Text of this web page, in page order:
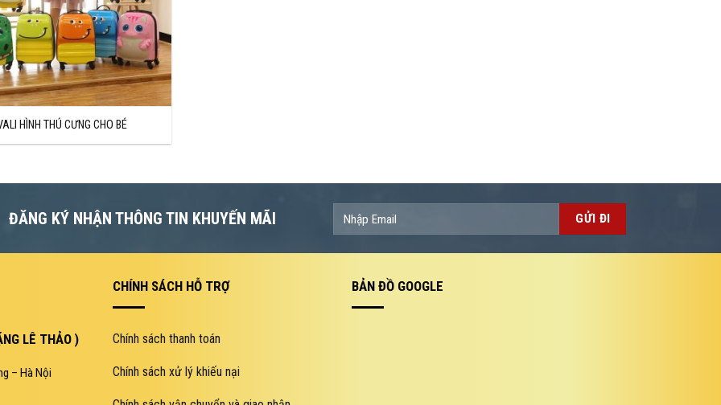
HÌNH THÚ CƯNG CHO BÉ
ĐĂNG KÝ NHẬN THÔNG TIN KHUYẾN MÃI
LÊ THẢO )
– Hà Nội
CHÍNH SÁCH HỖ TRỢ
Chính sách thanh toán
Chính sách xử lý khiếu nại
BẢN ĐỒ GOOGLE